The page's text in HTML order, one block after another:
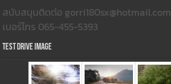
สนับสนุนติดต่อ gorri180sx@hotmail.com
เบอร์โทร 065-455-5393
Test Drive Image